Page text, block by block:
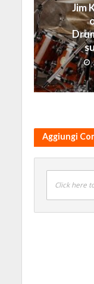
Jim
Aggiungi
Click here